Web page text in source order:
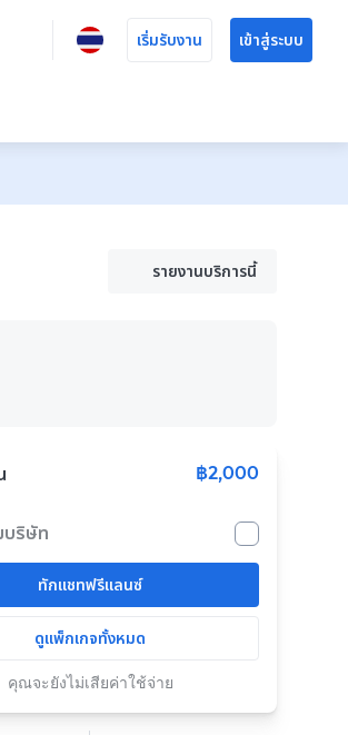
เริ่มรับงาน เข้าสู่ระบบ
รายงานบริการนี้
฿2,000
บริษัท
ทักแชทฟรีแลนซ์
ดูแพ็กเกจทั้งหมด
คุณจะยังไม่เสียค่าใช้จ่าย